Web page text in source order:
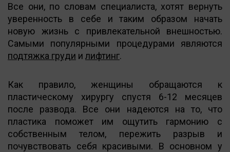
Все они, по словам специалиста, хотят вернуть
уверенность в себе и таким образом начать
новую жизнь с привлекательной внешностью.
Самыми популярными процедурами являются
подтяжка груди и лифтинг.
Как правило, женщины обращаются к
пластическому хирургу спустя 6-12 месяцев
после развода. Все они надеются на то, что
пластика поможет им ощутить гармонию с
собственным телом, пережить разрыв и
почувствовать себя красивыми. В основном у